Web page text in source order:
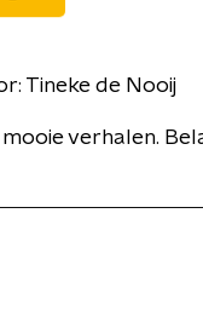
Tineke de Nooij
mooie verhalen.